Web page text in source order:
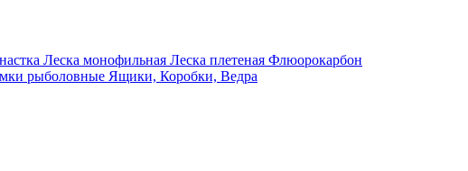
Леска монофильная Леска плетеная Флюорокарбон
рыболовные Ящики, Коробки, Ведра